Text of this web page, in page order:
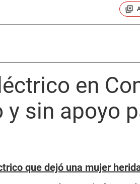
en
sin apoyo
que dejó una mujer